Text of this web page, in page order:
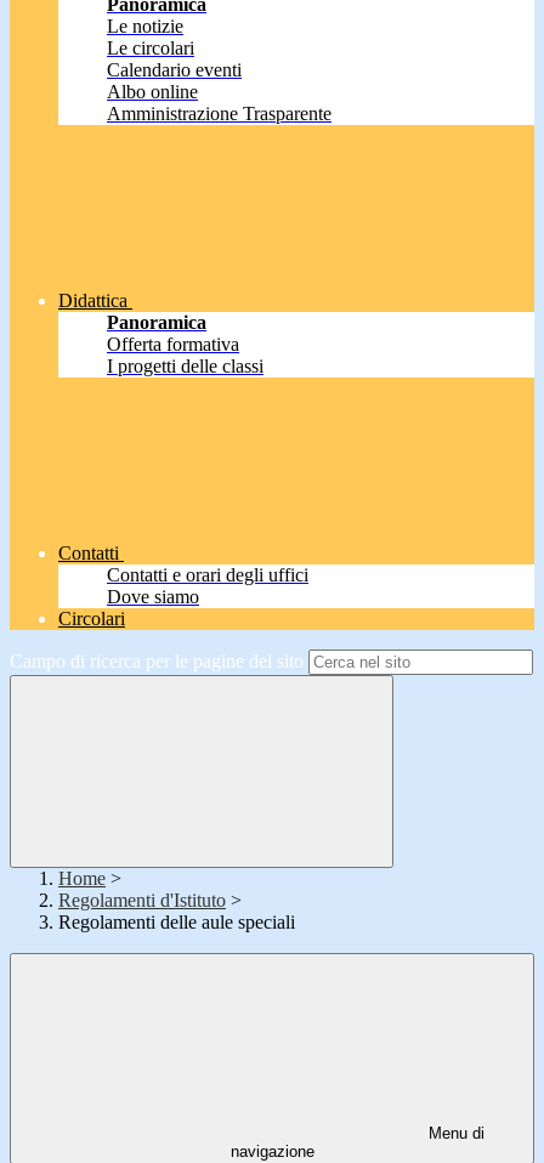
Panoramica
Le notizie
Le circolari
Calendario eventi
Albo online
Amministrazione Trasparente
Didattica
Panoramica
Offerta formativa
I progetti delle classi
Contatti
Contatti e orari degli uffici
Dove siamo
Circolari
Campo di ricerca per le pagine del sito
Home >
Regolamenti d'Istituto >
Regolamenti delle aule speciali
Menu di
navigazione